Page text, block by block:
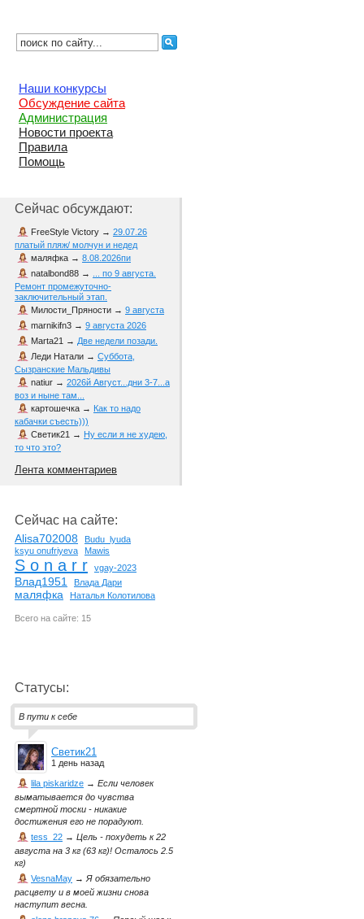
Наши конкурсы
Обсуждение сайта
Администрация
Новости проекта
Правила
Помощь
Сейчас обсуждают:
FreeStyle Victory → 29.07.26
платый пляж/ молчун и недед
маляфка → 8.08.2026пи
natalbond88 → ... по 9 августа.
Ремонт промежуточно-
заключительный этап.
Милости_Пряности → 9 августа
marnikifn3 → 9 августа 2026
Marta21 → Две недели позади.
Леди Натали → Суббота,
Сызранские Мальдивы
natiur → 2026й Август...дни 3-7...а
воз и ныне там...
картошечка → Как то надо
кабачки съесть)))
Светик21 → Ну если я не худею,
то что это?
Лента комментариев
Сейчас на сайте:
Alisa702008
Budu_lyuda
ksyu onufriyeva
Mawis
S o n a r r vgay-2023
Влад1951 Влада Дари
маляфка Наталья Колотилова
Всего на сайте: 15
Статусы:
В пути к себе
Светик21
1 день назад
lila piskaridze → Если человек
выматывается до чувства
смертной тоски - никакие
достижения его не порадуют.
tess_22 → Цель - похудеть к 22
августа на 3 кг (63 кг)! Осталось 2.5
кг)
VesnaMay →Я обязательно
расцвету и в моей жизни снова
наступит весна.